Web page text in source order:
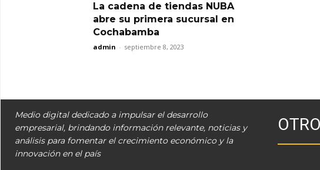
La cadena de tiendas NUBA
abre su primera sucursal en
Cochabamba
admin - septiembre 8, 2023
Medio digital dedicado a impulsar el desarrollo
empresarial, brindando información relevante, noticias y
análisis para fomentar el crecimiento económico y la
innovación en el país